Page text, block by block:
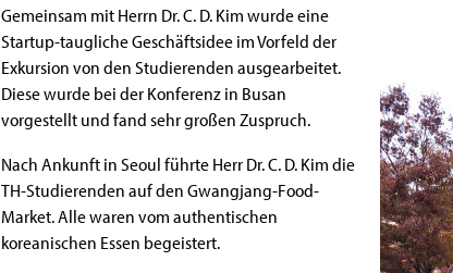
Gemeinsam mit Herrn Dr. C. D. Kim wurde eine
Startup-taugliche Geschäftsidee im Vorfeld der
Exkursion von den Studierenden ausgearbeitet.
Diese wurde bei der Konferenz in Busan
vorgestellt und fand sehr großen Zuspruch.
Nach Ankunft in Seoul führte Herr Dr. C. D. Kim die
TH-Studierenden auf den Gwangjang-Food-
Market. Alle waren vom authentischen
koreanischen Essen begeistert.